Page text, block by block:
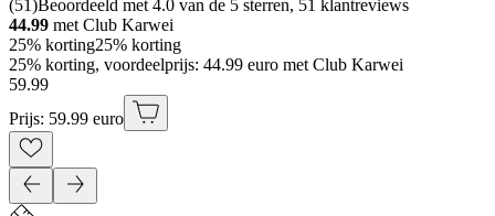
(51)Beoordeeld met 4.0 van de 5 sterren, 51 klantreviews
44.99 met Club Karwei
25% korting25% korting
25% korting, voordeelprijs: 44.99 euro met Club Karwei
59.99
Prijs: 59.99 euro